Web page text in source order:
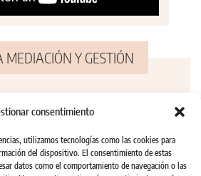
consentimiento
utilizamos tecnologías como las cookies para
del dispositivo. El consentimiento de estas
datos como el comportamiento de navegación o las
MEDIACIÓN Y GESTIÓN